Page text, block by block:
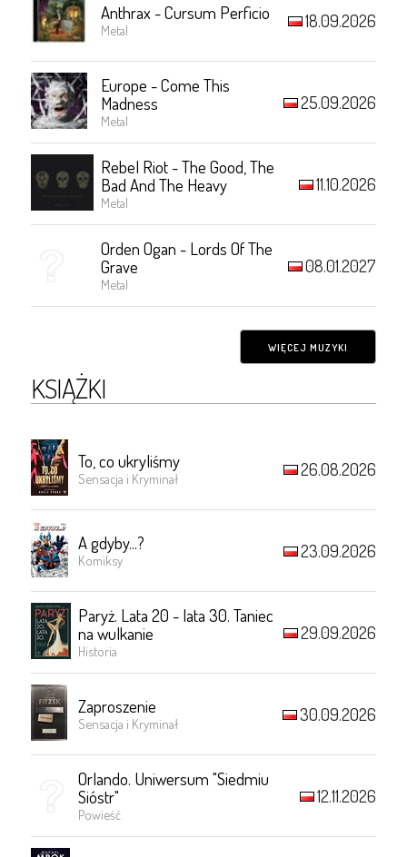
Anthrax - Cursum Perficio
Metal 18.09.2026
Europe - Come This
Madness
Metal
25.09.2026
Rebel Riot - The Good, The
Bad And The Heavy
Metal
11.10.2026
Orden Ogan - Lords Of The
Grave
Metal
08.01.2027
WIĘCEJ MUZYKI
KSIĄŻKI
To, co ukryliśmy
Sensacja i Kryminał 26.08.2026
A gdyby...?
Komiksy 23.09.2026
Paryż. Lata 20 - lata 30. Taniec
na wulkanie
Historia
29.09.2026
Zaproszenie
Sensacja i Kryminał 30.09.2026
Orlando. Uniwersum "Siedmiu
Sióstr"
Powieść
12.11.2026